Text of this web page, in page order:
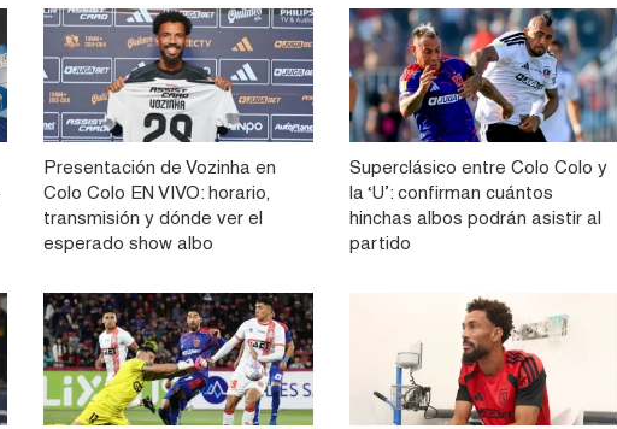
Presentación de Vozinha en
Colo Colo EN VIVO: horario,
transmisión y dónde ver el
esperado show albo
Superclásico entre Colo Colo y
la ‘U’: confirman cuántos
hinchas albos podrán asistir al
partido